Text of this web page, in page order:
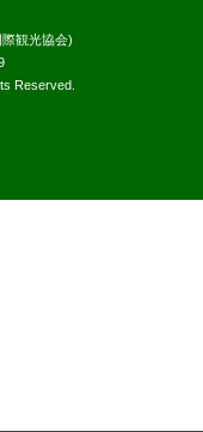
観光協会)
Reserved.